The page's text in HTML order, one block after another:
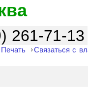
261-71-13
Печать Связаться с